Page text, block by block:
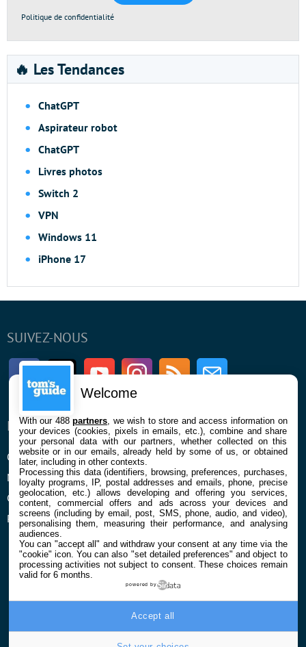
Politique de confidentialité
🔥 Les Tendances
ChatGPT
Aspirateur robot
ChatGPT
Livres photos
Switch 2
VPN
Windows 11
iPhone 17
SUIVEZ-NOUS
FacebookTwitter Youtube InstagramRSS Newsletter
ENTREPRISE
Qui sommes nous
Mentions légales et CGU
Confidentialité et Cookies
Préférences cookies
À PROPOS
La rédaction
Contact
Welcome
With our 488partners , we wish to store and access information on
your devices (cookies, pixels in emails, etc.), combine and share
your personal data with our partners, whether collected on this
website or in our emails, already held by some of us, or obtained
later, including in other contexts.
Processing this data (identifiers, browsing, preferences, purchases,
loyalty programs, IP, postal addresses and emails, phone, precise
geolocation, etc.) allows developing and offering you services,
content, commercial offers and ads across your devices and
screens (including by email, post, SMS, phone, audio, and video),
personalising them, measuring their performance, and analysing
audiences.
You can "accept all" and withdraw your consent at any time via the
"cookie" icon. You can also "set detailed preferences" and object to
processing activities not subject to consent. These choices remain
valid for 6 months.
powered by
Accept all